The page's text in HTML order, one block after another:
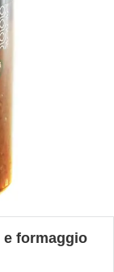
formaggio